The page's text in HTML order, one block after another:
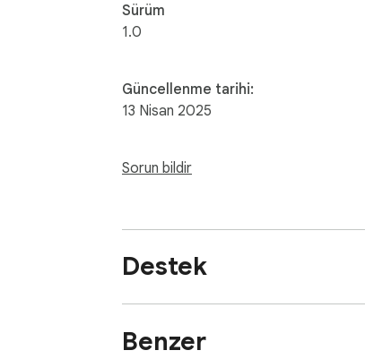
Sürüm
1.0
Güncellenme tarihi:
13 Nisan 2025
Sorun bildir
Destek
Benzer